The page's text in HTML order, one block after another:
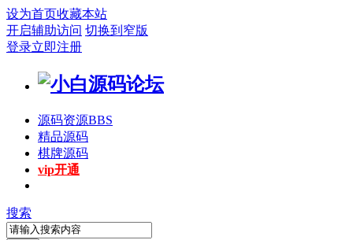
设为首页收藏本站
开启辅助访问 切换到窄版
登录立即注册
源码资源BBS
精品源码
棋牌源码
vip开通
搜索